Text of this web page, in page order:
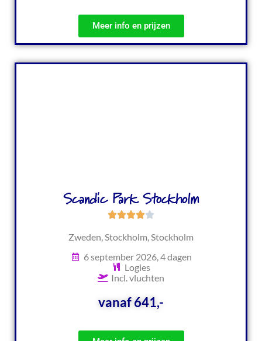
Meer info en prijzen
Scandic Park Stockholm
Zweden, Stockholm, Stockholm
6 september 2026, 4 dagen
Logies
Incl. vluchten
vanaf 641,-